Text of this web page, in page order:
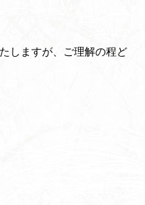
しますが、ご理解の程ど